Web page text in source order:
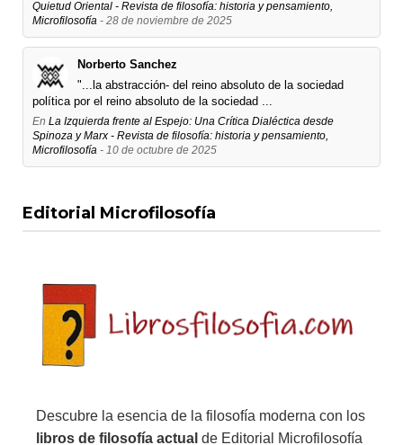
Quietud Oriental - Revista de filosofía: historia y pensamiento,
Microfilosofía - 28 de noviembre de 2025
Norberto Sanchez
"...la abstracción- del reino absoluto de la sociedad
política por el reino absoluto de la sociedad ...
En La Izquierda frente al Espejo: Una Crítica Dialéctica desde
Spinoza y Marx - Revista de filosofía: historia y pensamiento,
Microfilosofía - 10 de octubre de 2025
Editorial Microfilosofía
Descubre la esencia de la filosofía moderna con los
libros de filosofía actual de Editorial Microfilosofía